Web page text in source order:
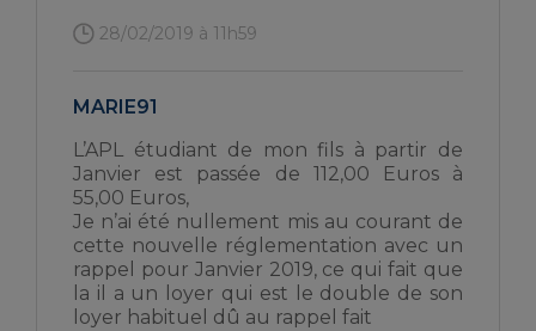
28/02/2019 à 11h59
MARIE91
L’APL étudiant de mon fils à partir de
Janvier est passée de 112,00 Euros à
55,00 Euros,
Je n’ai été nullement mis au courant de
cette nouvelle réglementation avec un
rappel pour Janvier 2019, ce qui fait que
la il a un loyer qui est le double de son
loyer habituel dû au rappel fait